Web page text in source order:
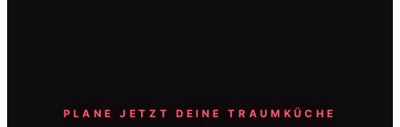
PLANE JETZT DEINE TRAUMKÜCHE